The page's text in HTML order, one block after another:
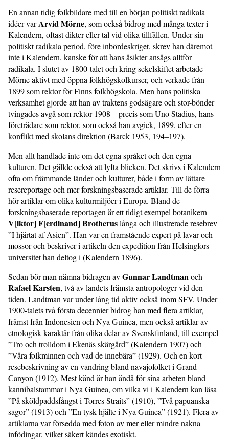
En annan tidig folkbildare med till en början politiskt radikala
idéer varArvid Mörne, som också bidrog med många texter i
Kalendern, oftast dikter eller tal vid olika tillfällen. Under sin
politiskt radikala period, före inbördeskriget, skrev han däremot
inte i Kalendern, kanske för att hans åsikter ansågs alltför
radikala. I slutet av 1800-talet och kring sekelskiftet arbetade
Mörne aktivt med öppna folkhögskolkurser, och verkade från
1899 som rektor för Finns folkhögskola. Men hans politiska
verksamhet gjorde att han av traktens godsägare och stor-bönder
tvingades avgå som rektor 1908 – precis som Uno Stadius, hans
företrädare som rektor, som också han avgick, 1899, efter en
konflikt med skolans direktion (Barck 1953, 194–197).
Men allt handlade inte om det egna språket och den egna
kulturen. Det gällde också att lyfta blicken. Det skrivs i Kalendern
ofta om främmande länder och kulturer, både i form av lättare
resereportage och mer forskningsbaserade artiklar. Till de förra
hör artiklar om olika kulturmiljöer i Europa. Bland de
forskningsbaserade reportagen är ett tidigt exempel botanikern
V[iktor] F[erdinand] Brotheruslånga och illustrerade resebrev
”I hjärtat af Asien”. Han var en framstående expert på lavar och
mossor och beskriver i artikeln den expedition från Helsingfors
universitet han deltog i (Kalendern 1896).
Sedan bör man nämna bidragen avGunnar Landtmanoch
Rafael Karsten, två av landets främsta antropologer vid den
tiden. Landtman var under lång tid aktiv också inom SFV. Under
1900-talets två första decennier bidrog han med flera artiklar,
främst från Indonesien och Nya Guinea, men också artiklar av
etnologisk karaktär från olika delar av Svenskfinland, till exempel
”Tro och trolldom i Ekenäs skärgård” (Kalendern 1907) och
”Våra folkminnen och vad de innebära” (1929). Och en kort
resebeskrivning av en vandring bland navajofolket i Grand
Canyon (1912). Mest känd är han ändå för sina arbeten bland
kannibalstammar i Nya Guinea, om vilka vi i Kalendern kan läsa
”På sköldpaddsfångst i Torres Straits” (1910), ”Två papuanska
sagor” (1913) och ”En tysk hjälte i Nya Guinea” (1921). Flera av
artiklarna var försedda med foton av mer eller mindre nakna
infödingar, vilket säkert kändes exotiskt.